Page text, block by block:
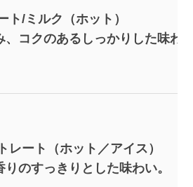
ト/ミルク（ホット）
、コクのあるしっかりした味わ
レート（ホット／アイス）
のすっきりとした味わい。